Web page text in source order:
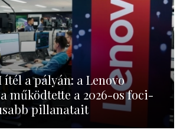
ítél a pályán: a Lenovo
működtette a 2026-os foci-
pillanatait